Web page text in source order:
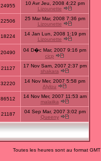
24955
10 Avr Jeu, 2008 4:22 pm
Lizounette
22506
25 Mar Mar, 2008 7:36 pm
Lizounette
18224
14 Jan Lun, 2008 1:19 pm
Lizounette
20490
04 D�c Mar, 2007 9:16 pm
cicp
21127
17 Nov Sam, 2007 2:37 pm
shakara
32220
14 Nov Mer, 2007 5:58 pm
Alylou
86512
14 Nov Mer, 2007 11:53 am
malaiika
21187
04 Sep Mar, 2007 3:02 pm
Queeny
Toutes les heures sont au format GMT